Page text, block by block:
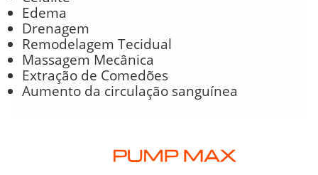
Edema
Drenagem
Remodelagem Tecidual
Massagem Mecânica
Extração de Comedões
Aumento da circulação sanguínea